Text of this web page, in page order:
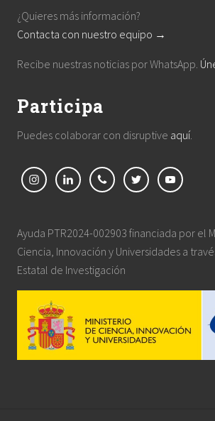
¿Quieres más información?
Contacta con nuestro equipo →
Recibe nuestras noticias por WhatsApp.
Participa
Puedes colaborar con disruptive aquí.
Ayuda PTR2024-002903 financiada por el
Ciencia, Innovación y Universidades a
Estatal de Investigación